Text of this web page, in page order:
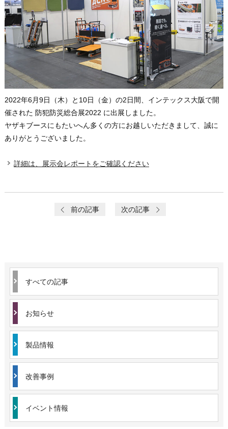
2022年6月9日（木）と10日（金）の2日間、インテックス大阪で開
催された 防犯防災総合展2022 に出展しました。
ヤザキブースにもたいへん多くの方にお越しいただきまして、誠に
ありがとうございました。
詳細は、展示会レポートをご確認ください
前の記事 次の記事
すべての記事
お知らせ
製品情報
改善事例
イベント情報